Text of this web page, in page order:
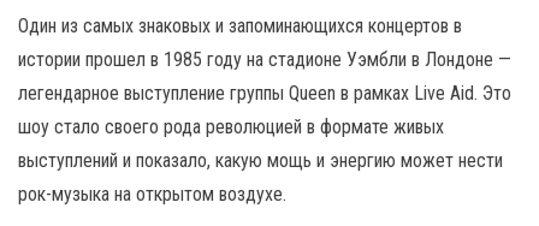
Один из самых знаковых и запоминающихся концертов в
истории прошел в 1985 году на стадионе Уэмбли в Лондоне —
легендарное выступление группы Queen в рамках Live Aid. Это
шоу стало своего рода революцией в формате живых
выступлений и показало, какую мощь и энергию может нести
рок-музыка на открытом воздухе.